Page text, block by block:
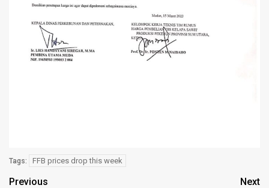
Tags: FFB prices drop this week
Previous
Next